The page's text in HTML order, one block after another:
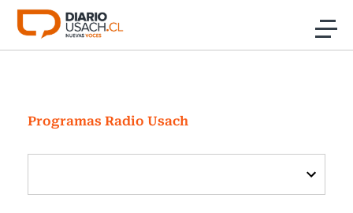
Click acá para ir directamente al contenido
Investigación
Cultura
Programas Radio y TV Usach
Programas Radio Usach